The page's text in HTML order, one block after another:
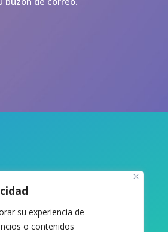
su experiencia de
o contenidos